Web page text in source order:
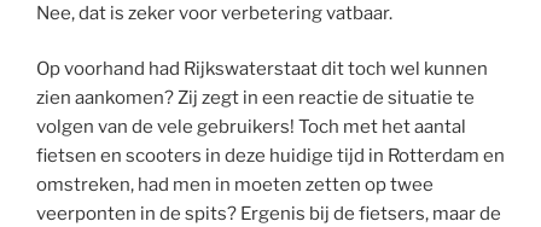
Nee, dat is zeker voor verbetering vatbaar.
Op voorhand had Rijkswaterstaat dit toch wel kunnen
zien aankomen? Zij zegt in een reactie de situatie te
volgen van de vele gebruikers! Toch met het aantal
fietsen en scooters in deze huidige tijd in Rotterdam en
omstreken, had men in moeten zetten op twee
veerponten in de spits? Ergenis bij de fietsers, maar de